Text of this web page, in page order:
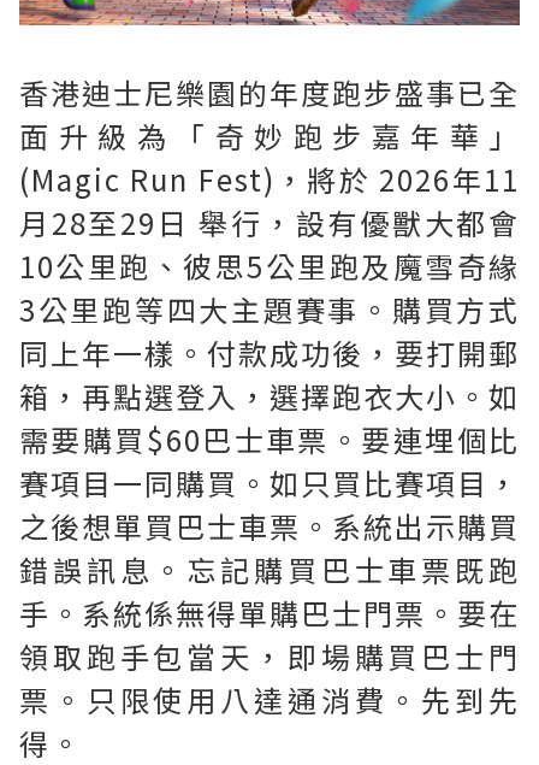
香港迪士尼樂園的年度跑步盛事已全
面升級為「奇妙跑步嘉年華」
(Magic Run Fest)，將於 2026年11
月28至29日 舉行，設有優獸大都會
10公里跑、彼思5公里跑及魔雪奇緣
3公里跑等四大主題賽事。購買方式
同上年一樣。付款成功後，要打開郵
箱，再點選登入，選擇跑衣大小。如
需要購買$60巴士車票。要連埋個比
賽項目一同購買。如只買比賽項目，
之後想單買巴士車票。系統出示購買
錯誤訊息。忘記購買巴士車票既跑
手。系統係無得單購巴士門票。要在
領取跑手包當天，即場購買巴士門
票。只限使用八達通消費。先到先
得。